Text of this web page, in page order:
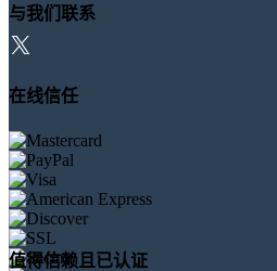
与我们联系
在线信任
值得信赖且已认证